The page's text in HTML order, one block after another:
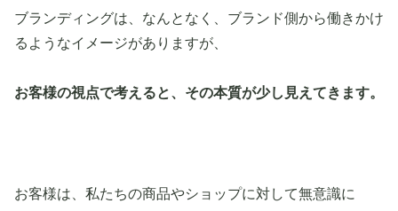
ブランディングは、なんとなく、ブランド側から働きかけ
るようなイメージがありますが、
お客様の視点で考えると、その本質が少し見えてきます。
お客様は、私たちの商品やショップに対して無意識に